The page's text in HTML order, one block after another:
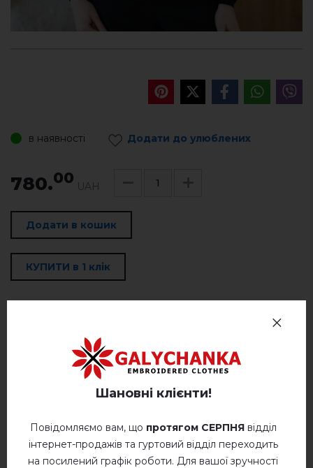
в наявності Додати до улюблених
780.00 UAH
Додати в кошик
КУПИТИ в 1 клік
Повернення та Обмін
Оплата та доставка
Політика конфіденційності
Відгуків(0)
Опис
Шановні клієнти!
Повідомляємо вам, що протягом СЕРПНЯвідділ
інтернет-продажів та гуртовий відділ переходить
на посилений графік роботи. Для вашої зручності